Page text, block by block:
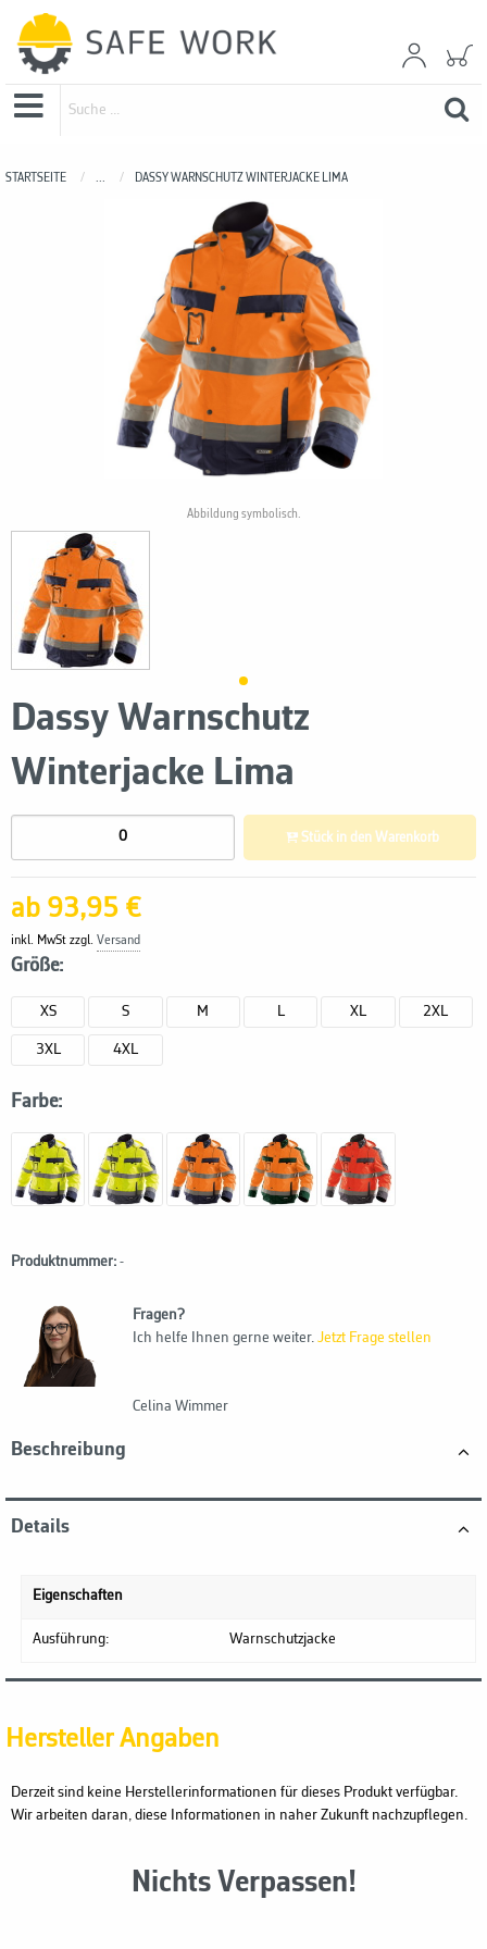
STARTSEITE ... DASSY WARNSCHUTZ WINTERJACKE LIMA
Dassy Warnschutz
Winterjacke Lima
Abbildung symbolisch.
ab 93,95 €
inkl. MwSt zzgl. Versand
Größe:
XS S M L XL 2XL
3XL 4XL
Farbe:
Stück in den Warenkorb
Produktnummer: -
Fragen?
Ich helfe Ihnen gerne weiter. Jetzt Frage stellen
Celina Wimmer
Beschreibung
Details
Eigenschaften
Ausführung: Warnschutzjacke
Hersteller Angaben
Derzeit sind keine Herstellerinformationen für dieses Produkt verfügbar.
Wir arbeiten daran, diese Informationen in naher Zukunft nachzupflegen.
Nichts Verpassen!